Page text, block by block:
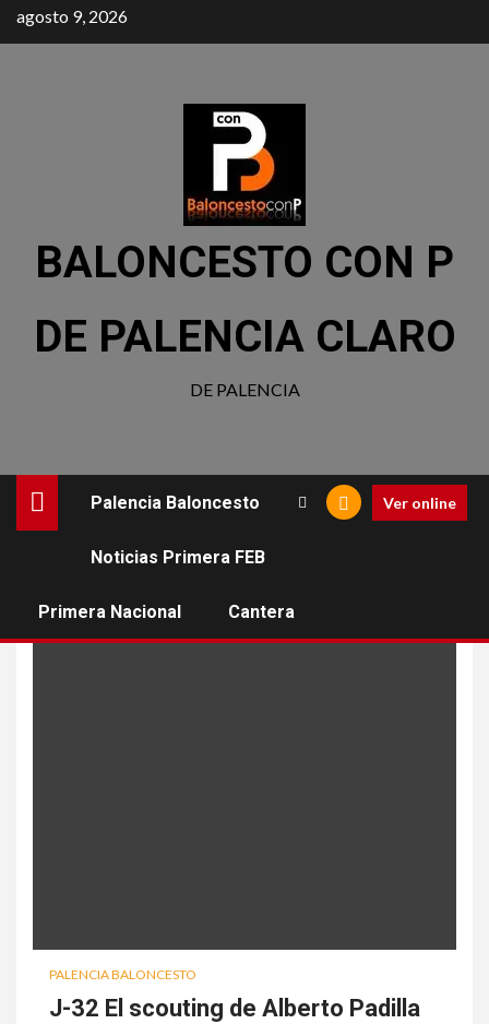
agosto 9, 2026
BALONCESTO CON P
DE PALENCIA CLARO
DE PALENCIA
Palencia Baloncesto
Noticias Primera FEB
Primera Nacional Cantera
Ver online
PALENCIA BALONCESTO
J-32 El scouting de Alberto Padilla